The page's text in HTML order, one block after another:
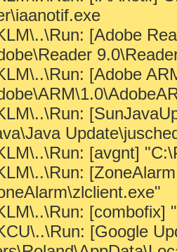
[Adobe
[Adobe
[avgnt]
[combofix]
[Google